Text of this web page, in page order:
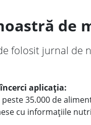
de
folosit jurnal de
aplicația:
35.000 de
cu informațiile